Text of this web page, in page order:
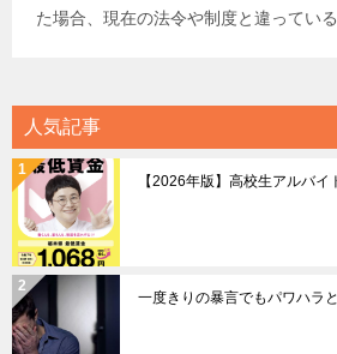
た場合、現在の法令や制度と違ってい
人気記事
【2026年版】高校生アルバイ
一度きりの暴言でもパワハラ